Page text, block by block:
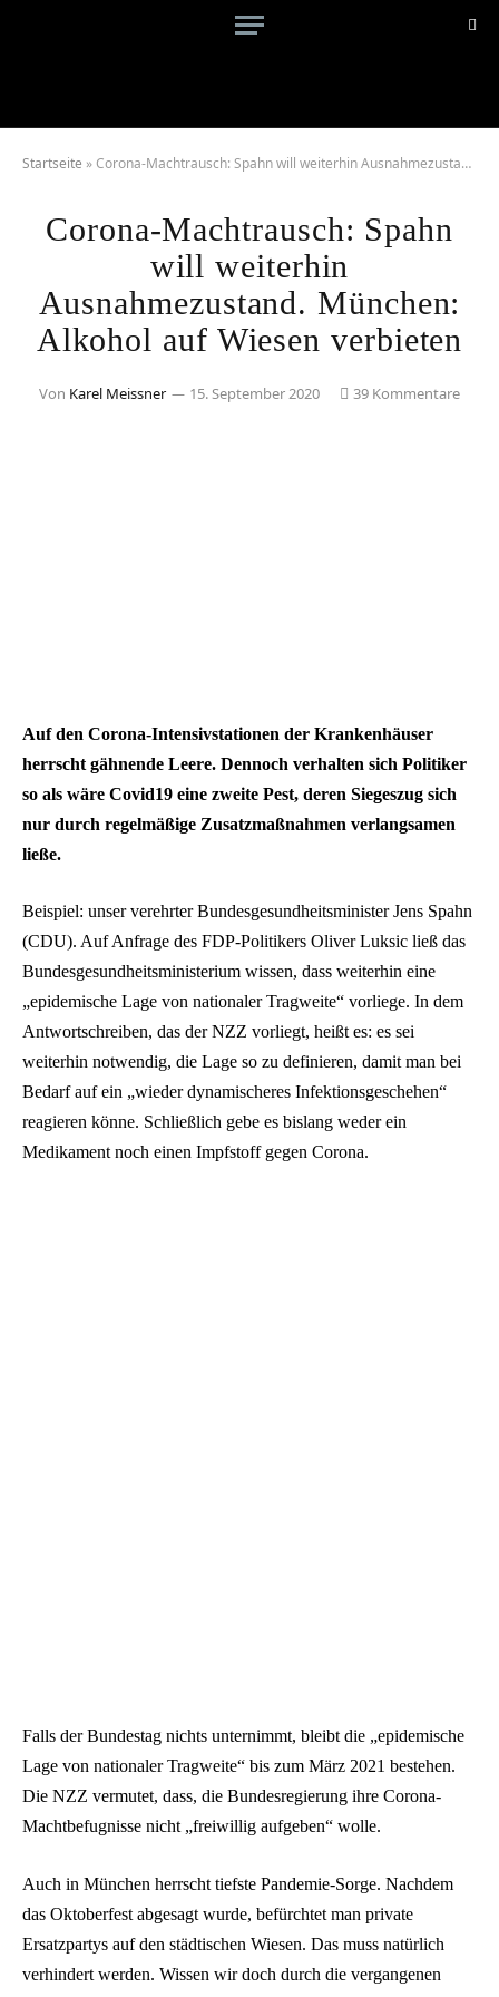
Startseite »Corona-Machtrausch: Spahn will weiterhin Ausnahmezustand. München: Alkohol auf Wiesen verbieten
Corona-Machtrausch: Spahn
will weiterhin
Ausnahmezustand. München:
Alkohol auf Wiesen verbieten
Von Karel Meissner 15. September 2020 39 Kommentare
Auf den Corona-Intensivstationen der Krankenhäuser
herrscht gähnende Leere. Dennoch verhalten sich Politiker
so als wäre Covid19 eine zweite Pest, deren Siegeszug sich
nur durch regelmäßige Zusatzmaßnahmen verlangsamen
ließe.
Beispiel: unser verehrter Bundesgesundheitsminister Jens Spahn
(CDU). Auf Anfrage des FDP-Politikers Oliver Luksic ließ das
Bundesgesundheitsministerium wissen, dass weiterhin eine
„epidemische Lage von nationaler Tragweite“ vorliege. In dem
Antwortschreiben, das der NZZ vorliegt, heißt es: es sei
weiterhin notwendig, die Lage so zu definieren, damit man bei
Bedarf auf ein „wieder dynamischeres Infektionsgeschehen“
reagieren könne. Schließlich gebe es bislang weder ein
Medikament noch einen Impfstoff gegen Corona.
Falls der Bundestag nichts unternimmt, bleibt die „epidemische
Lage von nationaler Tragweite“ bis zum März 2021 bestehen.
Die NZZ vermutet, dass, die Bundesregierung ihre Corona-
Machtbefugnisse nicht „freiwillig aufgeben“ wolle.
Auch in München herrscht tiefste Pandemie-Sorge. Nachdem
das Oktoberfest abgesagt wurde, befürchtet man private
Ersatzpartys auf den städtischen Wiesen. Das muss natürlich
verhindert werden. Wissen wir doch durch die vergangenen